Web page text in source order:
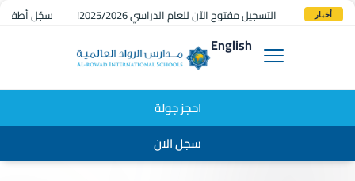
أخبار التسجيل مفتوح الآن للعام الدراسي 2025/2026! سجّل
English
احجز جولة
سجل الان